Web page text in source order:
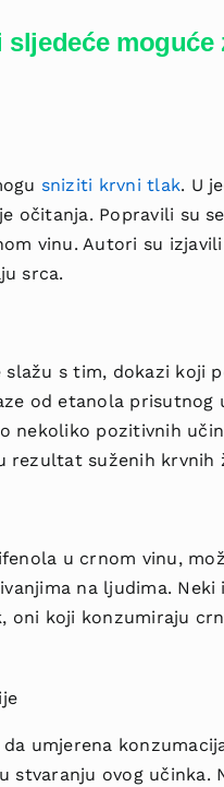
sniziti krvni tlak. U
očitanja. Popravili su
vinu. Autori su
srca.
slažu s tim, dokazi koji
od etanola
nekoliko pozitivnih
rezultat suženih krvnih
u crnom vinu,
na ljudima.
oni koji konzumiraju
umjerena
stvaranju ovog učinka.